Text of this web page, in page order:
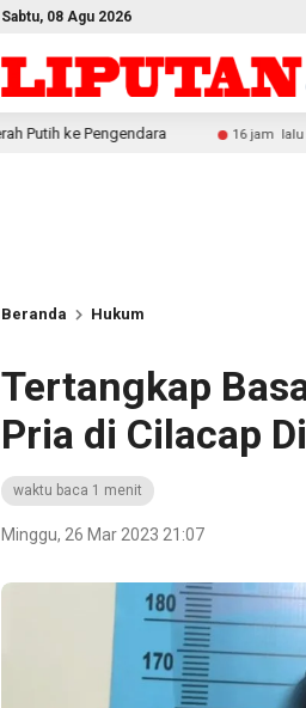
Sabtu, 08 Agu 2026
16 jam lalu Festival Raimuti 2026
Beranda Hukum
Tertangkap
Pria di Cilacap
waktu baca 1 menit
Minggu, 26 Mar 2023 21:07